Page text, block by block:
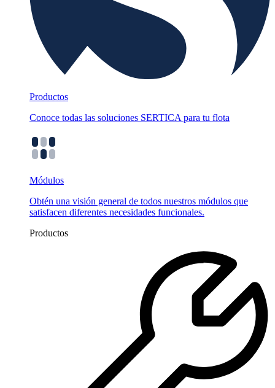
Productos
Conoce todas las soluciones SERTICA para tu flota
Módulos
Obtén una visión general de todos nuestros módulos que
satisfacen diferentes necesidades funcionales.
Productos